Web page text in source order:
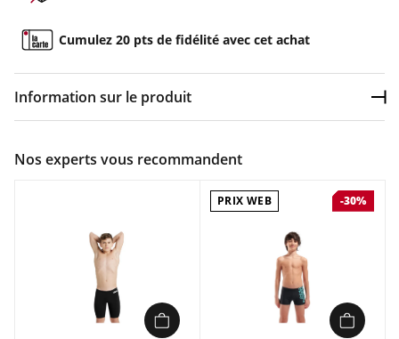
Cumulez 20 pts de fidélité avec cet achat
Information sur le produit
Maillot de bain Enfant Arena B DYNAMO JR SHORT R Noir en
vente à prix attractif chez Sport 2000
Nos experts vous recommandent
PRIX WEB -30%